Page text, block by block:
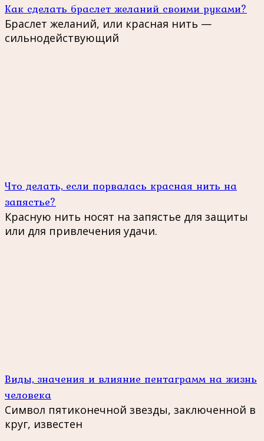
Как сделать браслет желаний своими руками?
Браслет желаний, или красная нить —
сильнодействующий
Что делать, если порвалась красная нить на
запястье?
Красную нить носят на запястье для защиты
или для привлечения удачи.
Виды, значения и влияние пентаграмм на жизнь
человека
Символ пятиконечной звезды, заключенной в
круг, известен